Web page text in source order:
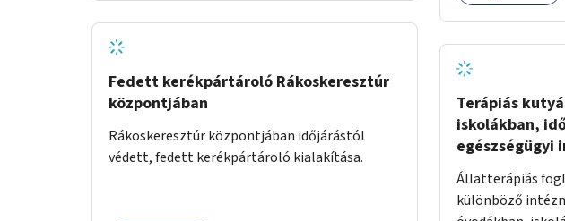
Fedett kerékpártároló Rákoskeresztúr
központjában
Rákoskeresztúr központjában időjárástól
védett, fedett kerékpártároló kialakítása.
Terápiás
iskolákban,
egészségügyi
Állatterápiás
különböző